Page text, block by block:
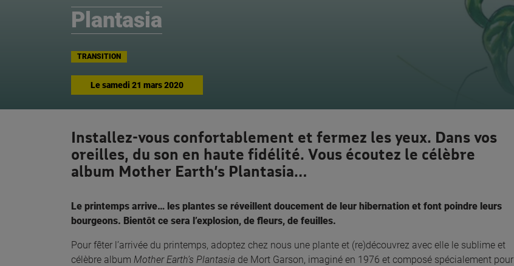
Plantasia
TRANSITION
Lesamedi 21 mars 2020
Installez-vous confortablement et fermez les yeux. Dans vos
oreilles, du son en haute fidélité. Vous écoutez le célèbre
album Mother Earth’s Plantasia…
Le printemps arrive… les plantes se réveillent doucement de leur hibernation et font poindre leurs
bourgeons. Bientôt ce sera l’explosion, de fleurs, de feuilles.
Pour fêter l’arrivée du printemps, adoptez chez nous une plante et (re)découvrez avec elle le sublime et
célèbre album Mother Earth’s Plantasia de Mort Garson, imaginé en 1976 et composé spécialement pour